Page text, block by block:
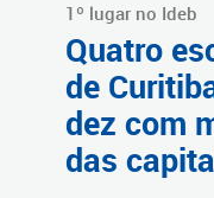
1º lugar no Ideb
Quatro
de
dez com
das